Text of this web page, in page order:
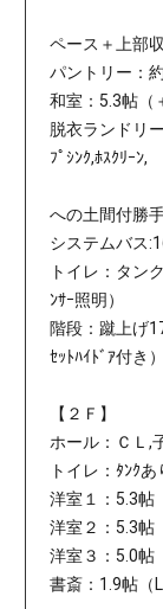
ペース＋上部収
パントリー：
和室：5.3帖（
脱衣ランドリ
ﾌﾟｼﾝｸ,ﾎｽｸﾘｰﾝ,
外
への土間付勝手
システムバス
トイレ：タン
ﾝｻｰ照明）
階段：蹴上げ
ｾｯﾄﾊｲﾄﾞｱ付き
【２Ｆ】
ホール：ＣＬ,
トイレ：ﾀﾝｸ
洋室１：5.3帖
洋室２：5.3帖
洋室３：5.0帖
書斎：1.9帖（